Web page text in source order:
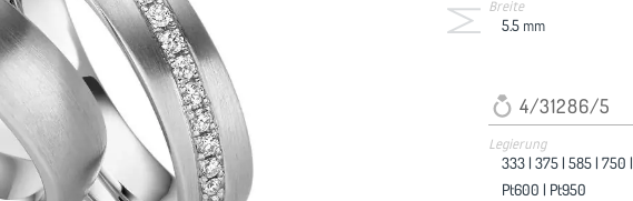
Breite
5.5 mm
4/31286/5
Legierung
333 | 375 | 585 | 750 |
Pt600 | Pt950